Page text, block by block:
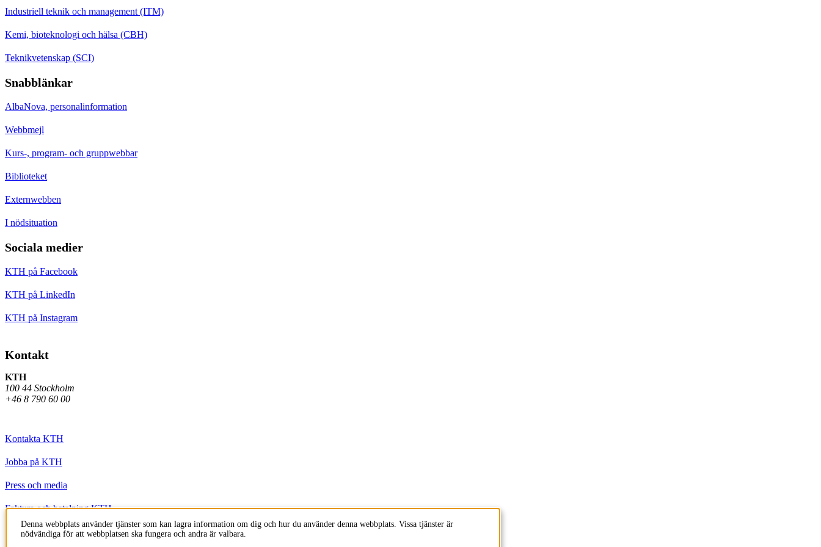
Industriell teknik och management (ITM)
Kemi, bioteknologi och hälsa (CBH)
Teknikvetenskap (SCI)
Snabblänkar
AlbaNova, personalinformation
Webbmejl
Kurs-, program- och gruppwebbar
Biblioteket
Externwebben
I nödsituation
Sociala medier
KTH på Facebook
KTH på LinkedIn
KTH på Instagram
Kontakt
KTH
100 44 Stockholm
+46 8 790 60 00
Kontakta KTH
Jobba på KTH
Press och media
Faktura och betalning KTH
Om KTH:s webbplatser
Denna webbplats använder tjänster som kan lagra information om dig och hur du använder denna webbplats. Vissa tjänster är
nödvändiga för att webbplatsen ska fungera och andra är valbara.